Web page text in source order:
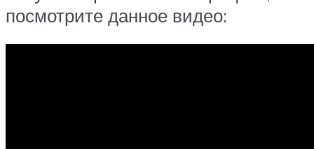
посмотрите данное видео: